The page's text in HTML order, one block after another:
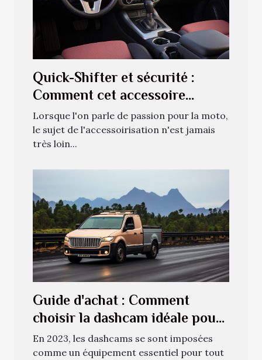
Quick-Shifter et sécurité :
Comment cet accessoire
améliore-t-il la conduite?
Lorsque l'on parle de passion pour la moto,
le sujet de l'accessoirisation n'est jamais
très loin...
Guide d'achat : Comment
choisir la dashcam idéale pour
votre véhicule en 2023
En 2023, les dashcams se sont imposées
comme un équipement essentiel pour tout